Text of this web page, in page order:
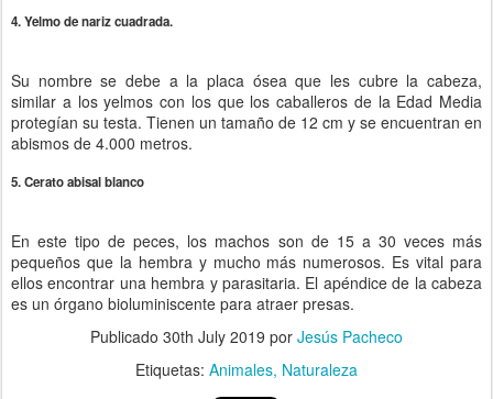
4. Yelmo de nariz cuadrada.
Su nombre se debe a la placa ósea que les cubre la cabeza,
similar a los yelmos con los que los caballeros de la Edad Media
protegían su testa. Tienen un tamaño de 12 cm y se encuentran en
abismos de 4.000 metros.
5. Cerato abisal blanco
En este tipo de peces, los machos son de 15 a 30 veces más
pequeños que la hembra y mucho más numerosos. Es vital para
ellos encontrar una hembra y parasitaria. El apéndice de la cabeza
es un órgano bioluminiscente para atraer presas.
Publicado 30th July 2019 por Jesús Pacheco
Etiquetas: Animales Naturaleza